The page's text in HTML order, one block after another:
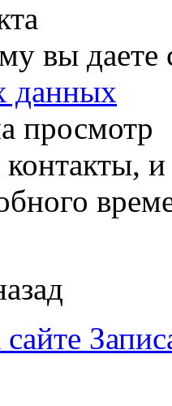
вы даете
данных
просмотр